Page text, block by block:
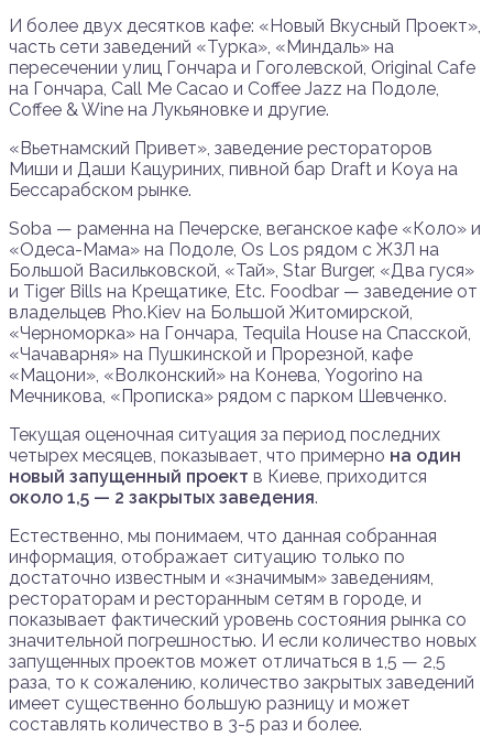
И более двух десятков кафе: «Новый Вкусный Проект»,
часть сети заведений «Турка», «Миндаль» на
пересечении улиц Гончара и Гоголевской, Original Cafe
на Гончара, Call Me Cacao и Coffee Jazz на Подоле,
Coffee & Wine на Лукьяновке и другие.
«Вьетнамский Привет», заведение рестораторов
Миши и Даши Кацуриних, пивной бар Draft и Koya на
Бессарабском рынке.
Soba — раменна на Печерске, веганское кафе «Коло» и
«Одеса-Мама» на Подоле, Os Los рядом с ЖЗЛ на
Большой Васильковской, «Тай», Star Burger, «Два гуся»
и Tiger Bills на Крещатике, Etc. Foodbar — заведение от
владельцев Pho.Kiev на Большой Житомирской,
«Черноморка» на Гончара, Tequila House на Спасской,
«Чачаварня» на Пушкинской и Прорезной, кафе
«Мацони», «Волконский» на Конева, Yogorino на
Мечникова, «Прописка» рядом с парком Шевченко.
Текущая оценочная ситуация за период последних
четырех месяцев, показывает, что примерно на один
новый запущенный проект в Киеве, приходится
около 1,5 — 2 закрытых заведения.
Естественно, мы понимаем, что данная собранная
информация, отображает ситуацию только по
достаточно известным и «значимым» заведениям,
рестораторам и ресторанным сетям в городе, и
показывает фактический уровень состояния рынка со
значительной погрешностью. И если количество новых
запущенных проектов может отличаться в 1,5 — 2,5
раза, то к сожалению, количество закрытых заведений
имеет существенно большую разницу и может
составлять количество в 3-5 раз и более.